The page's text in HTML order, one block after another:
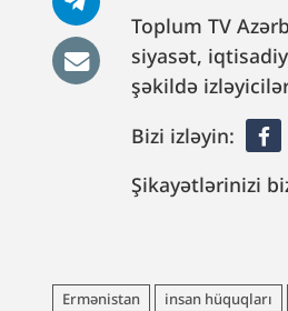
Toplum TV
siyasət,
şəkildə
Bizi izləyin:
Şikayətlərinizi
Ermənistan insan hüquqları